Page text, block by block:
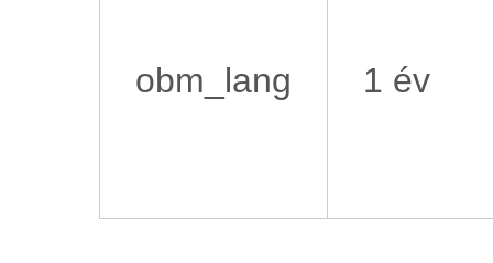
obm_lang 1 év